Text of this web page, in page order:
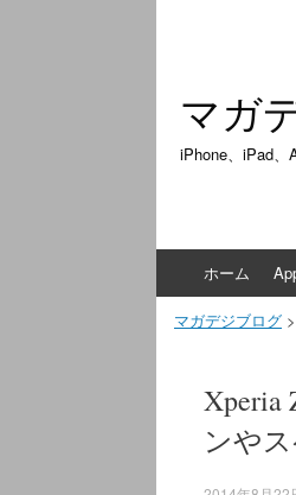
マガ
iPhone、iPad、
to
content
ホーム
マガデジブログ >
Xperia
ンや